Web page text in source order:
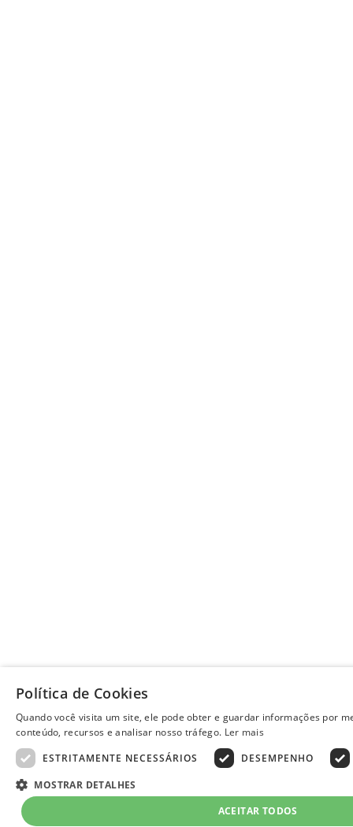
Política de Cookies
Quando você visita um site, ele pode obter e guardar informações por
conteúdo, recursos e analisar nosso tráfego. Ler mais
ESTRITAMENTE NECESSÁRIOS
DESEMPENHO
MOSTRAR DETALHES
ACEITAR TODOS